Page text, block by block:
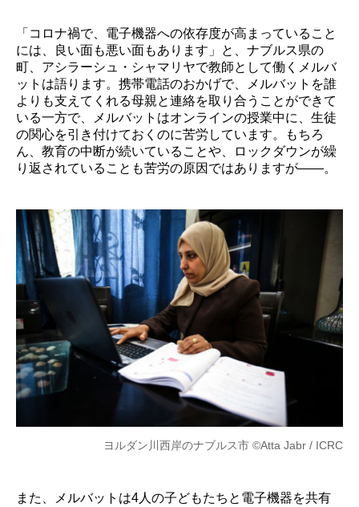
「コロナ禍で、電子機器への依存度が高まっていること
には、良い面も悪い面もあります」と、ナブルス県の
町、アシラーシュ・シャマリヤで教師として働くメルバ
ットは語ります。携帯電話のおかげで、メルバットを誰
よりも支えてくれる母親と連絡を取り合うことができて
いる一方で、メルバットはオンラインの授業中に、生徒
の関心を引き付けておくのに苦労しています。もちろ
ん、教育の中断が続いていることや、ロックダウンが繰
り返されていることも苦労の原因ではありますが――。
ヨルダン川西岸のナブルス市 ©Atta Jabr / ICRC
また、メルバットは4人の子どもたちと電子機器を共有